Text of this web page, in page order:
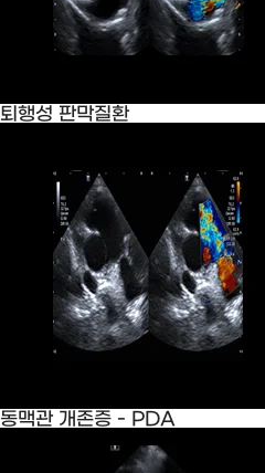
퇴행성 판막질환
동맥관 개존증 - PDA